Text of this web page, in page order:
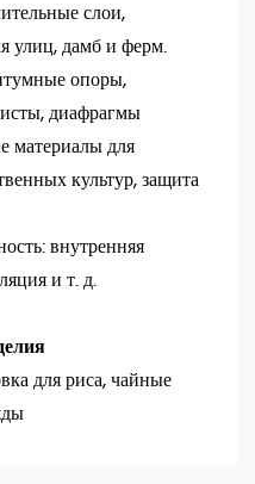
слои,
улиц, дамб и ферм.
опоры,
диафрагмы
материалы для
культур, защита
внутренняя
и т. д.
для риса, чайные